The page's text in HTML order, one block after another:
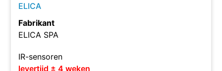
ELICA
Fabrikant
ELICA SPA
IR-sensoren
levertijd ± 4 weken